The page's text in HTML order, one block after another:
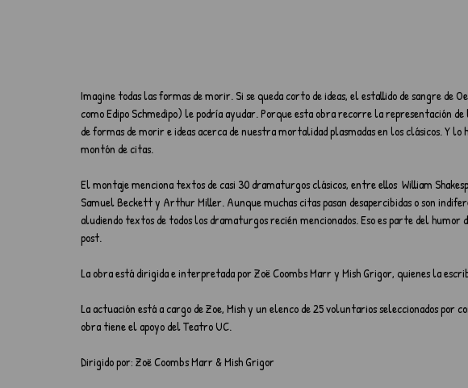
Imagine todas las formas de morir. Si se queda corto de ideas, el estallido de sangre de
como Edipo Schmedipo) le podría ayudar. Porque esta obra recorre la representación
de formas de morir e ideas acerca de nuestra mortalidad plasmadas en los clásicos. Y
montón de citas.
El montaje menciona textos de casi 30 dramaturgos clásicos, entre ellos  William
Samuel Beckett y Arthur Miller. Aunque muchas citas pasan desapercibidas o son
aludiendo textos de todos los dramaturgos recién mencionados. Eso es parte del
post.
La obra está dirigida e interpretada por Zoë Coombs Marr y Mish Grigor, quienes la
La actuación está a cargo de Zoe, Mish y un elenco de 25 voluntarios seleccionados por
obra tiene el apoyo del Teatro UC.
Dirigido por: Zoë Coombs Marr & Mish Grigor